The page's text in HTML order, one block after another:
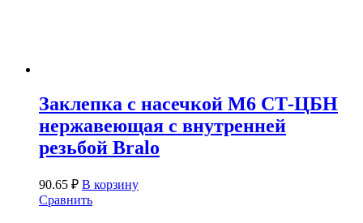
Заклепка с насечкой М6 СТ-ЦБН
нержавеющая с внутренней
резьбой Bralo
90.65 ₽ В корзину
Сравнить